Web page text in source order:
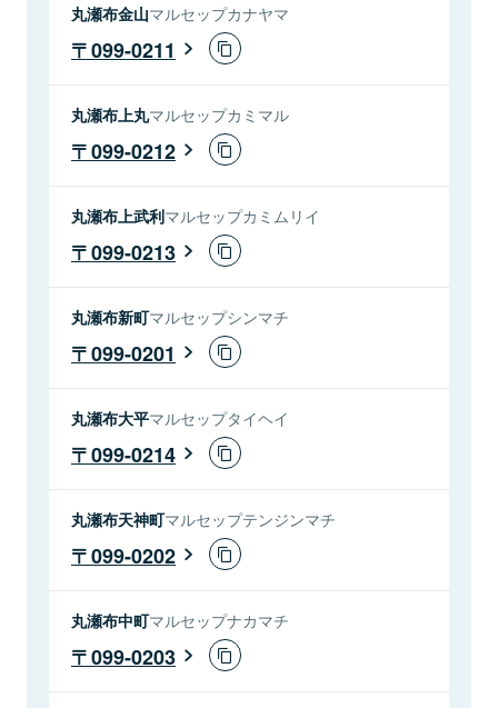
丸瀬布金山マルセップカナヤマ
099-0211
丸瀬布上丸マルセップカミマル
099-0212
丸瀬布上武利マルセップカミムリイ
099-0213
丸瀬布新町マルセップシンマチ
099-0201
丸瀬布大平マルセップタイヘイ
099-0214
丸瀬布天神町マルセップテンジンマチ
099-0202
丸瀬布中町マルセップナカマチ
099-0203